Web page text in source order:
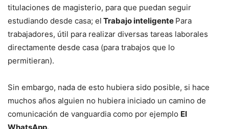
titulaciones de magisterio, para que puedan seguir
estudiando desde casa; el Trabajo inteligente Para
trabajadores, útil para realizar diversas tareas laborales
directamente desde casa (para trabajos que lo
permitieran).
Sin embargo, nada de esto hubiera sido posible, si hace
muchos años alguien no hubiera iniciado un camino de
comunicación de vanguardia como por ejemplo El